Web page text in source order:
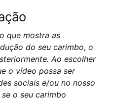
que mostra as
do seu carimbo, o
Ao escolher
o vídeo possa ser
sociais e/ou no nosso
o seu carimbo